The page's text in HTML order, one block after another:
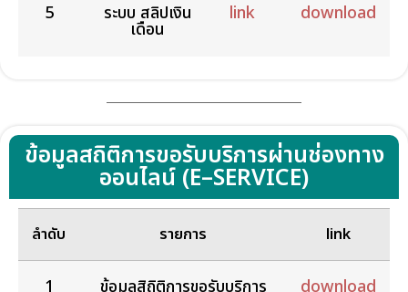
5 ระบบ สลิปเงิน
เดือน
link download
ข้อมูลสถิติการขอรับบริการผ่านช่องทาง
ออนไลน์ (E–SERVICE)
ลำดับ รายการ link